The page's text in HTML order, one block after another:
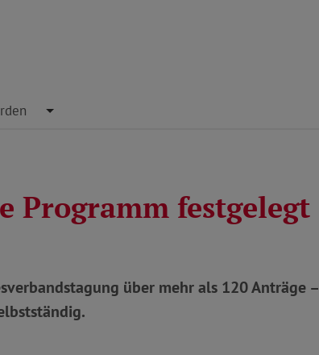
Toggle Dropdown
Programm festgelegt
über mehr als 120 Anträge –